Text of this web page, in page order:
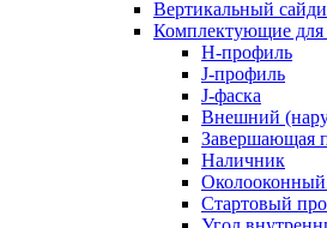
Вертикальный
Комплектующие для
H-профиль
J-профиль
J-фаска
Внешний
Завершающая
Наличник
Стартовый